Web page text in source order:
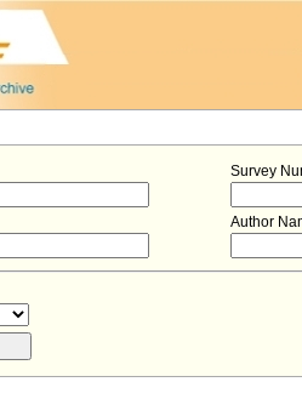
Survey
Author